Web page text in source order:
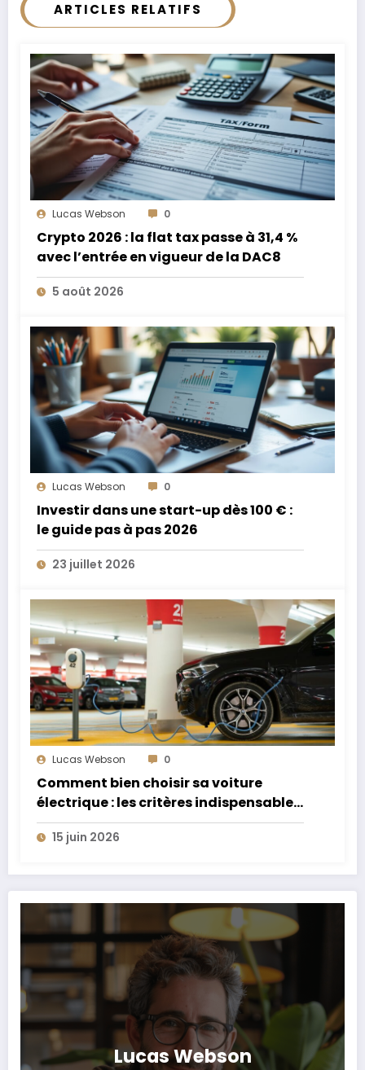
ARTICLES RELATIFS
Lucas Webson 0
Crypto 2026 : la flat tax passe à 31,4 %
avec l’entrée en vigueur de la DAC8
5 août 2026
Lucas Webson 0
Investir dans une start-up dès 100 € :
le guide pas à pas 2026
23 juillet 2026
Lucas Webson 0
Comment bien choisir sa voiture
électrique : les critères indispensables
à connaître
15 juin 2026
Lucas Webson